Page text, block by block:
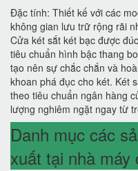
Đặc tính: Thiết kế với các
không gian lưu trữ rộng rãi
Cửa két sắt két bạc được
tiêu chuẩn hình bậc thang
tạo nên sự chắc chắn và
khoan phá đục cho két. Két
theo tiêu chuẩn ngân hàng
lượng nghiêm ngặt ngay từ
Danh mục các
xuất tại nhà máy